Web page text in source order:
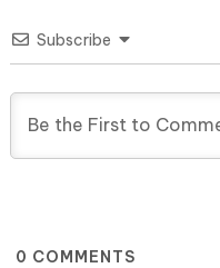
Subscribe
0 COMMENTS